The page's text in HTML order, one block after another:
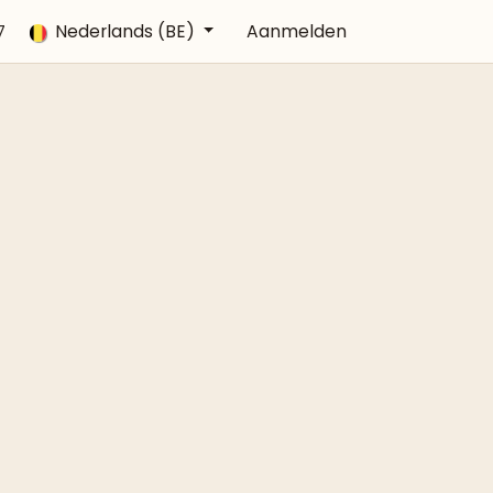
vragen Afspraak Contact
Nederlands (BE) Aanmelden